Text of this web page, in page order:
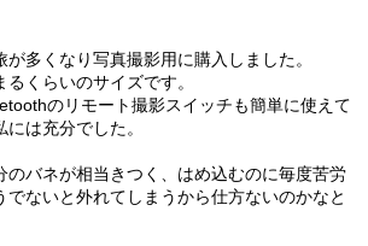
多くなり写真撮影用に購入しました。
くらいのサイズです。
のリモート撮影スイッチも簡単に使えて
は充分でした。
のバネが相当きつく、はめ込むのに毎度苦労
でないと外れてしまうから仕方ないのかなと